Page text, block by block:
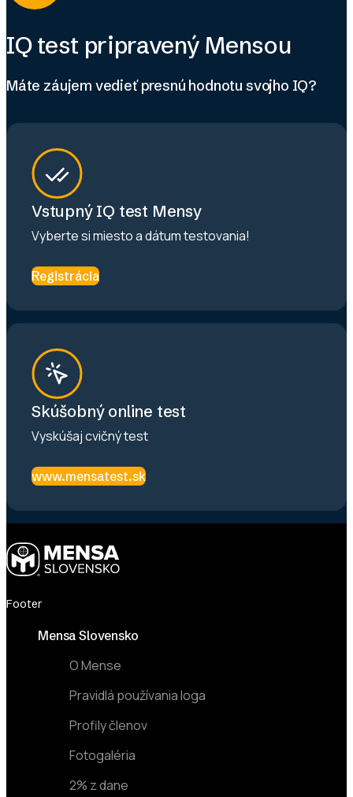
IQ test pripravený Mensou
Máte záujem vedieť presnú hodnotu svojho IQ?
Vstupný IQ test Mensy
Vyberte si miesto a dátum testovania!
Registrácia
Skúšobný online test
Vyskúšaj cvičný test
www.mensatest.sk
Footer
Mensa Slovensko
O Mense
Pravidlá používania loga
Profily členov
Fotogaléria
2% z dane